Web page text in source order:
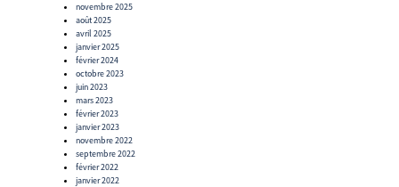
novembre 2025
août 2025
avril 2025
janvier 2025
février 2024
octobre 2023
juin 2023
mars 2023
février 2023
janvier 2023
novembre 2022
septembre 2022
février 2022
janvier 2022